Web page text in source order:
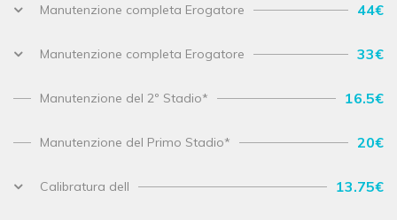
Manutenzione completa Erogatore 44€
Manutenzione completa Erogatore 33€
Manutenzione del 2º Stadio* 16.5€
Manutenzione del Primo Stadio* 20€
Calibratura dell 13.75€